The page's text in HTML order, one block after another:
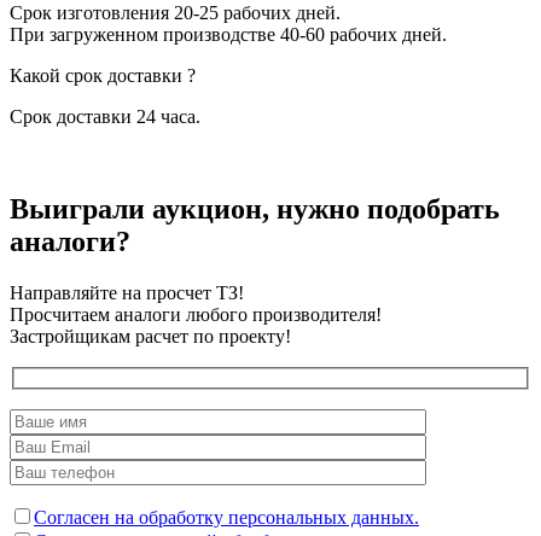
Срок изготовления 20-25 рабочих дней.
При загруженном производстве 40-60 рабочих дней.
Какой срок доставки ?
Срок доставки 24 часа.
Выиграли аукцион, нужно подобрать
аналоги?
Направляйте на просчет ТЗ!
Просчитаем аналоги любого производителя!
Застройщикам расчет по проекту!
Согласен на обработку персональных данных.